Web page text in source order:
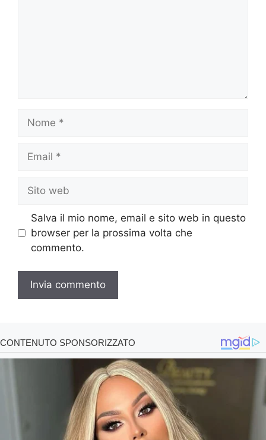
Nome
Email
Sito
web
Salva il mio nome, email e sito web in questo
browser per la prossima volta che
commento.